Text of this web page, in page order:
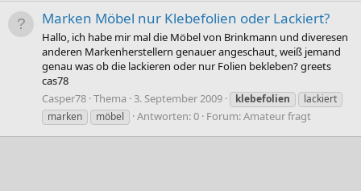
Marken Möbel nur Klebefolien oder Lackiert?
Hallo, ich habe mir mal die Möbel von Brinkmann und diveresen
anderen Markenherstellern genauer angeschaut, weiß jemand
genau was ob die lackieren oder nur Folien bekleben? greets
cas78
Casper78 Thema 3. September 2009 klebefolien
lackiert
marken
möbel Antworten: 0 Forum:Amateur fragt